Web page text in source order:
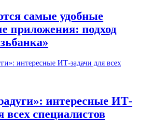
самые удобные
приложения: подход
интересные ИТ-
всех специалистов